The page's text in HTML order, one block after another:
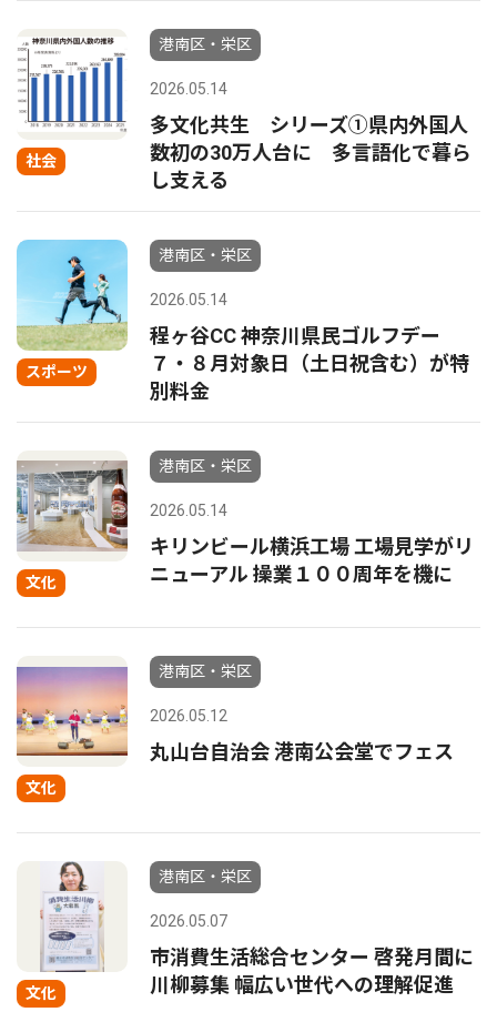
社会
港南区・栄区
2026.05.14
多文化共生 シリーズ①県内外国人
数初の30万人台に 多言語化で暮ら
し支える
スポーツ
港南区・栄区
2026.05.14
程ヶ谷CC 神奈川県民ゴルフデー
７・８月対象日（土日祝含む）が特
別料金
文化
港南区・栄区
2026.05.14
キリンビール横浜工場 工場見学がリ
ニューアル 操業１００周年を機に
文化
港南区・栄区
2026.05.12
丸山台自治会 港南公会堂でフェス
文化
港南区・栄区
2026.05.07
市消費生活総合センター 啓発月間に
川柳募集 幅広い世代への理解促進